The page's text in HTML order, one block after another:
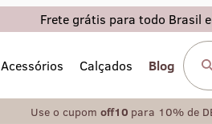
Frete grátis para todo Brasil
Acessórios Calçados Blog
Use o cupom off10 para 10% de